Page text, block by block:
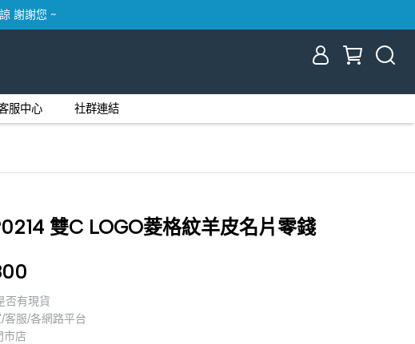
謝謝您 ~
服中心 社群連結
雙C LOGO菱格紋羊皮名片零錢
否有現貨
服/各網路平台
店